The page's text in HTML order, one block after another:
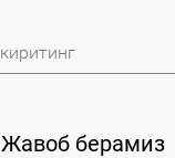
Жавоб берамиз